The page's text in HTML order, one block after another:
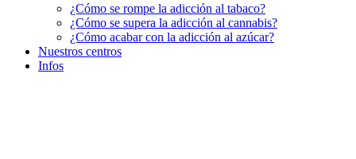
¿Cómo se rompe la adicción al tabaco?
¿Cómo se supera la adicción al cannabis?
¿Cómo acabar con la adicción al azúcar?
Nuestros centros
Infos